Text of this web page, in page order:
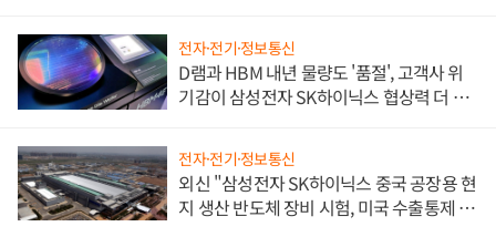
전자·전기·정보통신
D램과 HBM 내년 물량도 '품절', 고객사 위
기감이 삼성전자 SK하이닉스 협상력 더 키
전자·전기·정보통신
외신 "삼성전자 SK하이닉스 중국 공장용 현
지 생산 반도체 장비 시험, 미국 수출통제 대